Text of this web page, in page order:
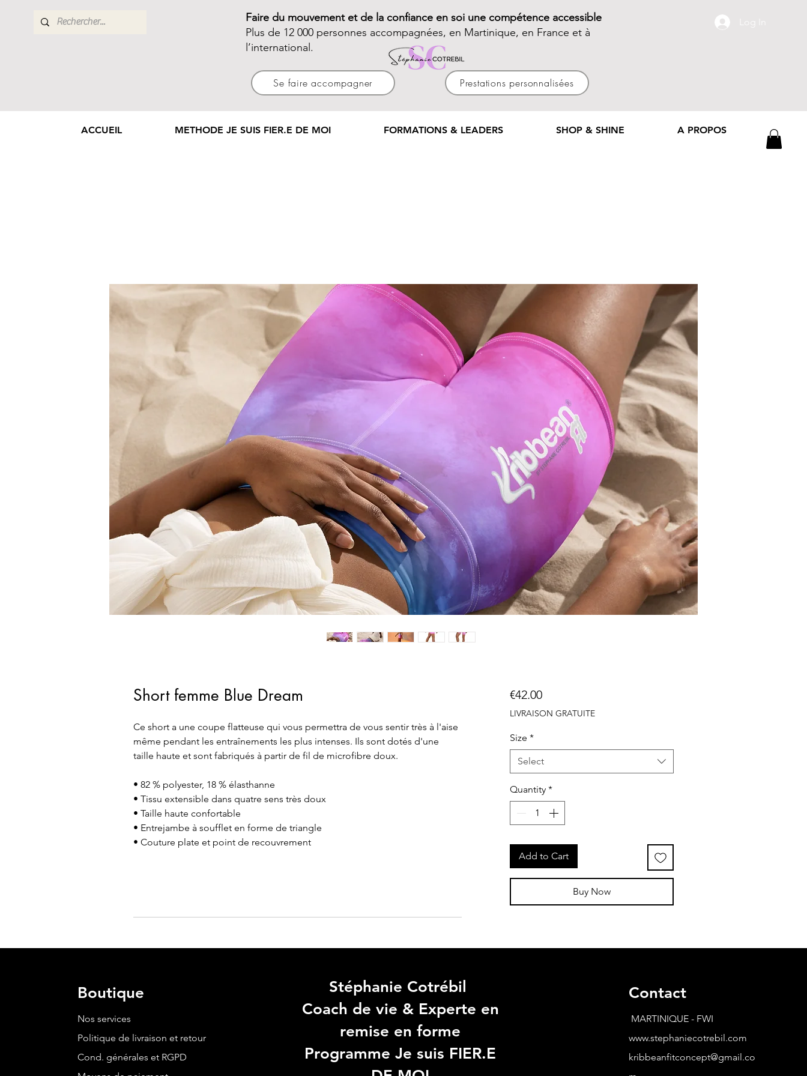
Faire du mouvement et de la confiance en soi une compétence accessible
Plus de 12 000 personnes accompagnées, en Martinique, en France et à
l’international.
Se faire accompagner Prestations personnalisées
Log In
ACCUEIL METHODE JE SUIS FIER.E DE MOI FORMATIONS & LEADERS SHOP & SHINE A PROPOS
Short femme Blue Dream
Ce short a une coupe flatteuse qui vous permettra de vous sentir très à l'aise
même pendant les entraînements les plus intenses. Ils sont dotés d'une
taille haute et sont fabriqués à partir de fil de microfibre doux.
• 82 % polyester, 18 % élasthanne
• Tissu extensible dans quatre sens très doux
• Taille haute confortable
• Entrejambe à soufflet en forme de triangle
• Couture plate et point de recouvrement
€42.00Price
LIVRAISON GRATUITE
Size *
Select
Quantity *
Add to Cart
Buy Now
Boutique
Nos services
Politique de livraison et retour
Cond. générales et RGPD
Stéphanie Cotrébil
Coach de vie & Experte en
remise en forme
Programme Je suis FIER.E
Contact
MARTINIQUE - FWI
www.stephaniecotrebil.com
kribbeanfitconcept@gmail.co